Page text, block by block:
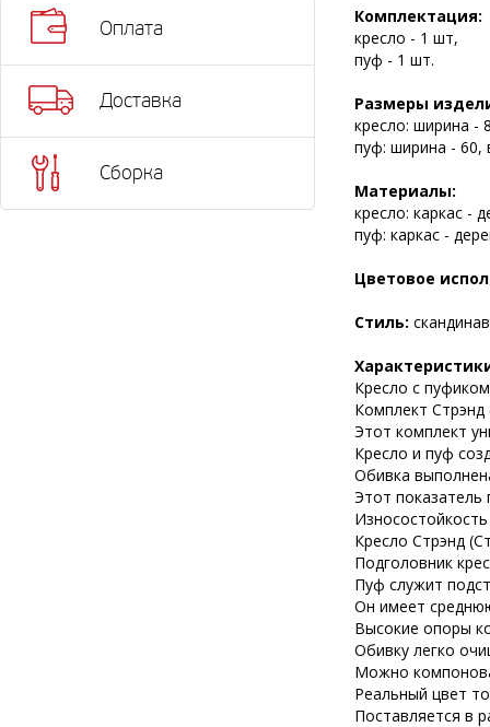
Оплата
Доставка
Сборка
Комплектация:
кресло - 1 шт,
пуф - 1 шт.
Размеры
кресло: ширина -
пуф: ширина - 60,
Материалы:
кресло: каркас -
пуф: каркас -
Цветовое
Стиль:
Кресло с
Комплект
Этот комплект
Кресло и пуф
Обивка
Этот
Кресло Стрэнд
Подголовник
Пуф служит
Он имеет
Высокие опоры
Обивку легко
Можно
Реальный цвет
Поставляется в